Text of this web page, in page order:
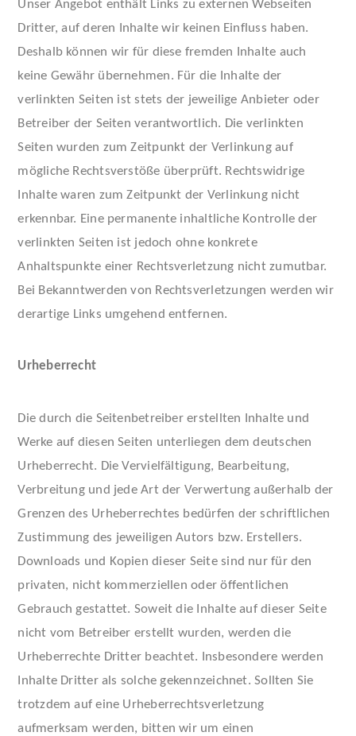
Unser Angebot enthält Links zu externen Webseiten
Dritter, auf deren Inhalte wir keinen Einfluss haben.
Deshalb können wir für diese fremden Inhalte auch
keine Gewähr übernehmen. Für die Inhalte der
verlinkten Seiten ist stets der jeweilige Anbieter oder
Betreiber der Seiten verantwortlich. Die verlinkten
Seiten wurden zum Zeitpunkt der Verlinkung auf
mögliche Rechtsverstöße überprüft. Rechtswidrige
Inhalte waren zum Zeitpunkt der Verlinkung nicht
erkennbar. Eine permanente inhaltliche Kontrolle der
verlinkten Seiten ist jedoch ohne konkrete
Anhaltspunkte einer Rechtsverletzung nicht zumutbar.
Bei Bekanntwerden von Rechtsverletzungen werden wir
derartige Links umgehend entfernen.
Urheberrecht
Die durch die Seitenbetreiber erstellten Inhalte und
Werke auf diesen Seiten unterliegen dem deutschen
Urheberrecht. Die Vervielfältigung, Bearbeitung,
Verbreitung und jede Art der Verwertung außerhalb der
Grenzen des Urheberrechtes bedürfen der schriftlichen
Zustimmung des jeweiligen Autors bzw. Erstellers.
Downloads und Kopien dieser Seite sind nur für den
privaten, nicht kommerziellen oder öffentlichen
Gebrauch gestattet. Soweit die Inhalte auf dieser Seite
nicht vom Betreiber erstellt wurden, werden die
Urheberrechte Dritter beachtet. Insbesondere werden
Inhalte Dritter als solche gekennzeichnet. Sollten Sie
trotzdem auf eine Urheberrechtsverletzung
aufmerksam werden, bitten wir um einen